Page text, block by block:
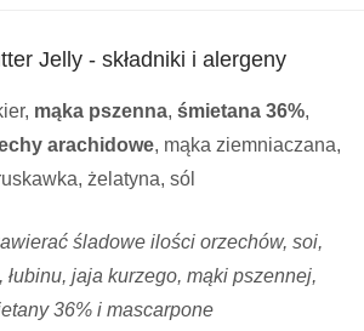
Jelly - składniki i alergeny
mąka pszenna, śmietana 36%,
arachidowe, mąka ziemniaczana,
żelatyna, sól
śladowe ilości orzechów, soi,
łubinu, jaja kurzego, mąki pszennej,
36% i mascarpone